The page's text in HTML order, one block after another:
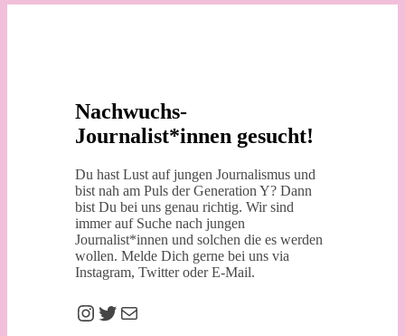
Nachwuchs-
Journalist*innen gesucht!
Du hast Lust auf jungen Journalismus und
bist nah am Puls der Generation Y? Dann
bist Du bei uns genau richtig. Wir sind
immer auf Suche nach jungen
Journalist*innen und solchen die es werden
wollen. Melde Dich gerne bei uns via
Instagram, Twitter oder E-Mail.
Instagram
Twitter
E-Mail